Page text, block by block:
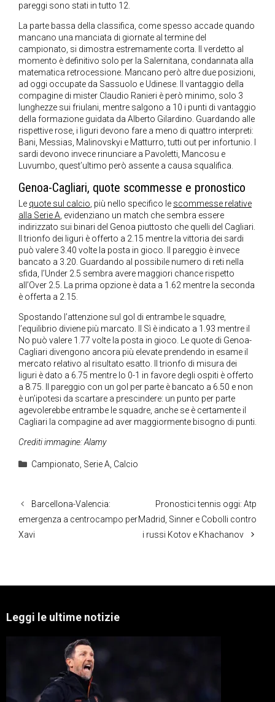
pareggi sono stati in tutto 12.
La parte bassa della classifica, come spesso accade quando
mancano una manciata di giornate al termine del
campionato, si dimostra estremamente corta. Il verdetto al
momento è definitivo solo per la Salernitana, condannata alla
matematica retrocessione. Mancano però altre due posizioni,
ad oggi occupate da Sassuolo e Udinese. Il vantaggio della
compagine di mister Claudio Ranieri è però minimo, solo 3
lunghezze sui friulani, mentre salgono a 10 i punti di vantaggio
della formazione guidata da Alberto Gilardino. Guardando alle
rispettive rose, i liguri devono fare a meno di quattro interpreti:
Bani, Messias, Malinovskyi e Matturro, tutti out per infortunio. I
sardi devono invece rinunciare a Pavoletti, Mancosu e
Luvumbo, quest’ultimo però assente a causa squalifica.
Genoa-Cagliari, quote scommesse e pronostico
Le quote sul calcio, più nello specifico le scommesse relative
alla Serie A, evidenziano un match che sembra essere
indirizzato sui binari del Genoa piuttosto che quelli del Cagliari.
Il trionfo dei liguri è offerto a 2.15 mentre la vittoria dei sardi
può valere 3.40 volte la posta in gioco. Il pareggio è invece
bancato a 3.20. Guardando al possibile numero di reti nella
sfida, l’Under 2.5 sembra avere maggiori chance rispetto
all’Over 2.5. La prima opzione è data a 1.62 mentre la seconda
è offerta a 2.15.
Spostando l’attenzione sul gol di entrambe le squadre,
l’equilibrio diviene più marcato. Il Sì è indicato a 1.93 mentre il
No può valere 1.77 volte la posta in gioco. Le quote di Genoa-
Cagliari divengono ancora più elevate prendendo in esame il
mercato relativo al risultato esatto. Il trionfo di misura dei
liguri è dato a 6.75 mentre lo 0-1 in favore degli ospiti è offerto
a 8.75. Il pareggio con un gol per parte è bancato a 6.50 e non
è un’ipotesi da scartare a prescindere: un punto per parte
agevolerebbe entrambe le squadre, anche se è certamente il
Cagliari la compagine ad aver maggiormente bisogno di punti.
Crediti immagine: Alamy
Categorie
Campionato, Serie A, Calcio
Barcellona-Valencia:
emergenza a centrocampo per
Xavi
Pronostici tennis oggi: Atp
Madrid, Sinner e Cobolli contro
i russi Kotov e Khachanov
Leggi le ultime notizie